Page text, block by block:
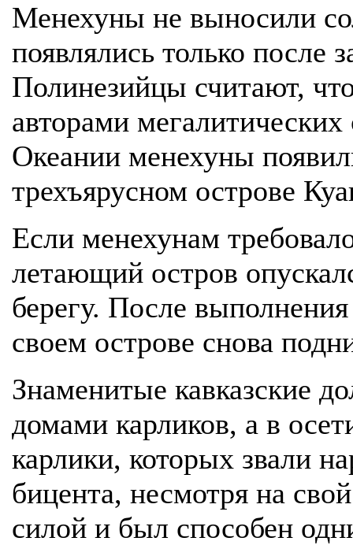
Менехуны не выносили
появлялись только после
Полинезийцы считают,
авторами
Океании менехуны
трехъярусном острове
Если менехунам
летающий остров
берегу. После
своем острове снова
Знаменитые кавказские
домами карликов, а в
карлики, которых звали
бицента, несмотря на
силой и был способен